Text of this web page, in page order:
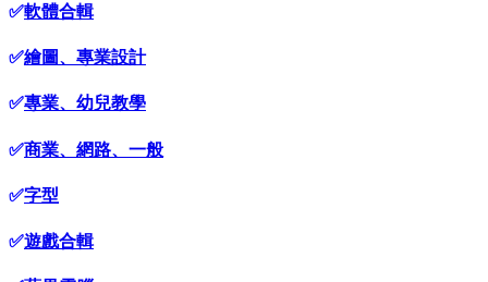
✅軟體合輯
✅繪圖、專業設計
✅專業、幼兒教學
✅商業、網路、一般
✅字型
✅遊戲合輯